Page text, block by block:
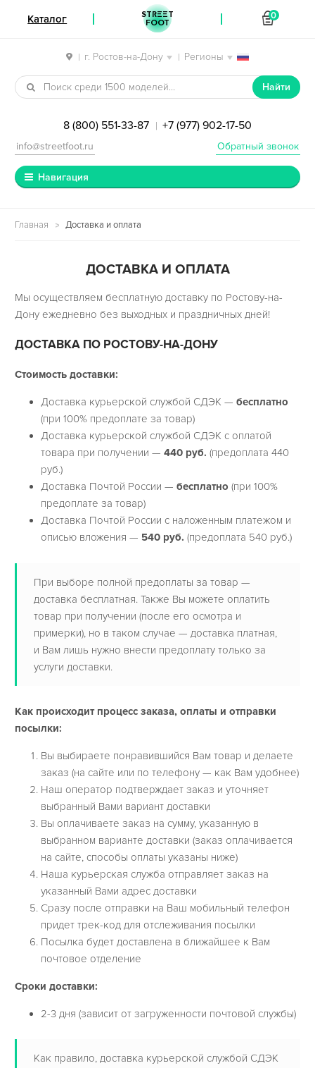
| г. Ростов-на-Дону | Регионы
Перейти к навигации
Перейти к содержимому
Найти
8 (800) 551-33-87 | +7 (977) 902-17-50
Обратный звонок
info@streetfoot.ru
Навигация
Главная Доставка и оплата
ДОСТАВКА И ОПЛАТА
Мы осуществляем бесплатную доставку по Ростову-на-
Дону ежедневно без выходных и праздничных дней!
ДОСТАВКА ПО РОСТОВУ-НА-ДОНУ
Стоимость доставки:
Доставка курьерской службой СДЭК —бесплатно
(при 100% предоплате за товар)
Доставка курьерской службой СДЭК с оплатой
товара при получении —440 руб. (предоплата 440
руб.)
Доставка Почтой России —бесплатно (при 100%
предоплате за товар)
Доставка Почтой России с наложенным платежом и
описью вложения — 540 руб. (предоплата 540 руб.)
При выборе полной предоплаты за товар —
доставка бесплатная. Также Вы можете оплатить
товар при получении (после его осмотра и
примерки), но в таком случае — доставка платная,
и Вам лишь нужно внести предоплату только за
услуги доставки.
Как происходит процесс заказа, оплаты и отправки
посылки:
Вы выбираете понравившийся Вам товар и делаете
заказ (на сайте или по телефону — как Вам удобнее)
Наш оператор подтверждает заказ и уточняет
выбранный Вами вариант доставки
Вы оплачиваете заказ на сумму, указанную в
выбранном варианте доставки (заказ оплачивается
на сайте, способы оплаты указаны ниже)
Наша курьерская служба отправляет заказ на
указанный Вами адрес доставки
Сразу после отправки на Ваш мобильный телефон
придет трек-код для отслеживания посылки
Посылка будет доставлена в ближайшее к Вам
почтовое отделение
Сроки доставки:
2-3 дня (зависит от загруженности почтовой службы)
Как правило, доставка курьерской службой СДЭК
Каталог STREET
FOOT
0